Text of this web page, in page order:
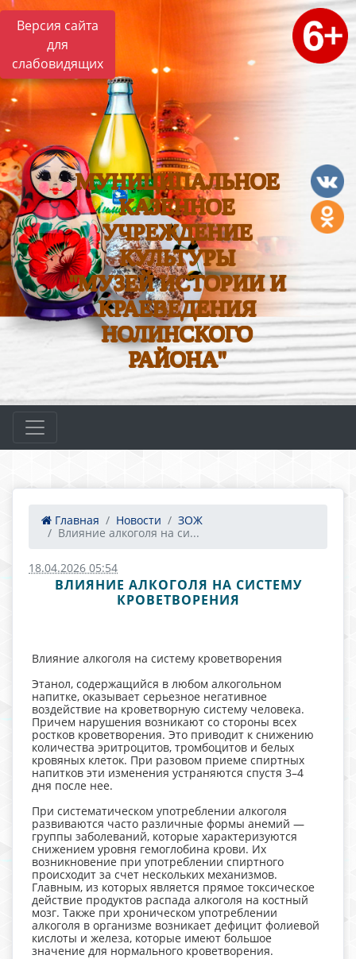
Версия сайта
для
слабовидящих
МУНИЦИПАЛЬНОЕ
КАЗЕННОЕ
УЧРЕЖДЕНИЕ
КУЛЬТУРЫ
"МУЗЕЙ ИСТОРИИ И
КРАЕВЕДЕНИЯ
НОЛИНСКОГО
РАЙОНА"
Главная Новости
ЗОЖ
Влияние алкоголя на си...
18.04.2026 05:54
ВЛИЯНИЕ АЛКОГОЛЯ НА СИСТЕМУ
КРОВЕТВОРЕНИЯ
Влияние алкоголя на систему кроветворения
Этанол, содержащийся в любом алкогольном
напитке, оказывает серьезное негативное
воздействие на кроветворную систему человека.
Причем нарушения возникают со стороны всех
ростков кроветворения. Это приводит к снижению
количества эритроцитов, тромбоцитов и белых
кровяных клеток. При разовом приеме спиртных
напитков эти изменения устраняются спустя 3–4
дня после нее.
При систематическом употреблении алкоголя
развиваются часто различные формы анемий —
группы заболеваний, которые характеризуются
снижением уровня гемоглобина крови. Их
возникновение при употреблении спиртного
происходит за счет нескольких механизмов.
Главным, из которых является прямое токсическое
действие продуктов распада алкоголя на костный
мозг. Также при хроническом употреблении
алкоголя в организме возникает дефицит фолиевой
кислоты и железа, которые имеют большое
значение для нормального кроветворения.